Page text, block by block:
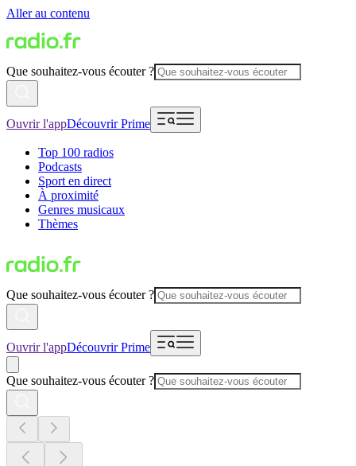
Aller au contenu
Que souhaitez-vous écouter ?
Ouvrir l'appDécouvrir Prime
Top 100 radios
Podcasts
Sport en direct
À proximité
Genres musicaux
Thèmes
Que souhaitez-vous écouter ?
Ouvrir l'appDécouvrir Prime
Que souhaitez-vous écouter ?